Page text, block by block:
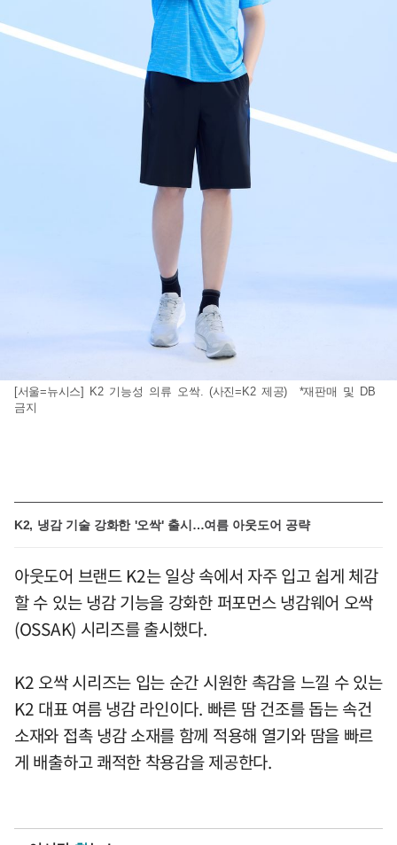
[서울=뉴시스] K2 기능성 의류 오싹. (사진=K2 제공) *재판매 및 DB
금지
K2, 냉감 기술 강화한 '오싹' 출시…여름 아웃도어 공략
아웃도어 브랜드 K2는 일상 속에서 자주 입고 쉽게 체감
할 수 있는 냉감 기능을 강화한 퍼포먼스 냉감웨어 오싹
(OSSAK) 시리즈를 출시했다.
K2 오싹 시리즈는 입는 순간 시원한 촉감을 느낄 수 있는
K2 대표 여름 냉감 라인이다. 빠른 땀 건조를 돕는 속건
소재와 접촉 냉감 소재를 함께 적용해 열기와 땀을 빠르
게 배출하고 쾌적한 착용감을 제공한다.